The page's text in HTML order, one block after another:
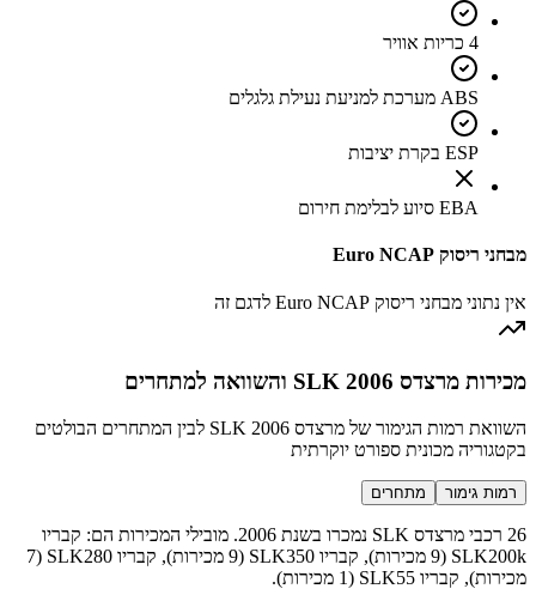
4 כריות אוויר
ABS מערכת למניעת נעילת גלגלים
ESP בקרת יציבות
EBA סיוע לבלימת חירום
מבחני ריסוק Euro NCAP
אין נתוני מבחני ריסוק Euro NCAP לדגם זה
מכירות מרצדס SLK 2006 והשוואה למתחרים
השוואת רמות הגימור של מרצדס SLK 2006 לבין המתחרים הבולטים
בקטגוריה מכונית ספורט יוקרתית
רמות גימור מתחרים
26 רכבי מרצדס SLK נמכרו בשנת 2006. מובילי המכירות הם: קבריו
SLK200k (9 מכירות), קבריו SLK350 (9 מכירות), קבריו SLK280 (7
מכירות), קבריו SLK55 (1 מכירות).